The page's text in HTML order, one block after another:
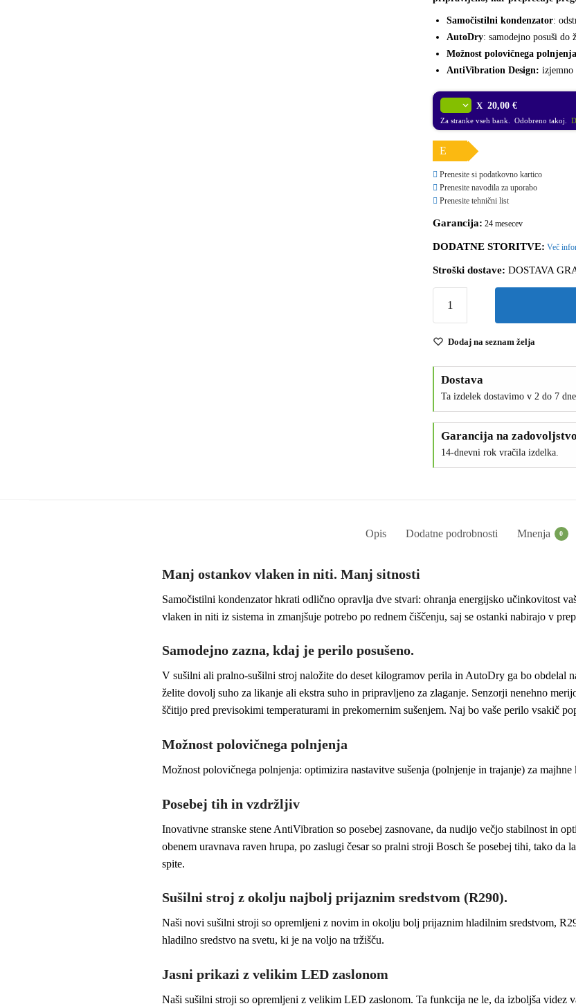
Samočistilni kondenzator:
AutoDry: samodejno posuši do
Možnost polovičnega
AntiVibration Design: izjemno
X 20,00 €
Za stranke vseh bank. Odobreno takoj.
E
Prenesite si podatkovno kartico
Prenesite navodila za uporabo
Prenesite tehnični list
Garancija: 24 mesecev
DODATNE STORITVE: Več
Stroški dostave:DOSTAVA
Dodaj na seznam želja
Dostava
Ta izdelek dostavimo v 2 do 7
Garancija na zadovoljstvo
14-dnevni rok vračila izdelka.
Opis Dodatne podrobnosti Mnenja 0
Manj ostankov vlaken in niti. Manj sitnosti
Samočistilni kondenzator hkrati odlično opravlja dve stvari: ohranja energijsko učinkovitost
vlaken in niti iz sistema in zmanjšuje potrebo po rednem čiščenju, saj se ostanki nabirajo v
Samodejno zazna, kdaj je perilo posušeno.
V sušilni ali pralno-sušilni stroj naložite do deset kilogramov perila in AutoDry ga bo obdelal
želite dovolj suho za likanje ali ekstra suho in pripravljeno za zlaganje. Senzorji nenehno
ščitijo pred previsokimi temperaturami in prekomernim sušenjem. Naj bo vaše perilo vsakič
Možnost polovičnega polnjenja
Možnost polovičnega polnjenja: optimizira nastavitve sušenja (polnjenje in trajanje) za majhne
Posebej tih in vzdržljiv
Inovativne stranske stene AntiVibration so posebej zasnovane, da nudijo večjo stabilnost in
obenem uravnava raven hrupa, po zaslugi česar so pralni stroji Bosch še posebej tihi, tako da
spite.
Sušilni stroj z okolju najbolj prijaznim sredstvom (R290).
Naši novi sušilni stroji so opremljeni z novim in okolju bolj prijaznim hladilnim sredstvom,
hladilno sredstvo na svetu, ki je na voljo na tržišču.
Jasni prikazi z velikim LED zaslonom
Naši sušilni stroji so opremljeni z velikim LED zaslonom. Ta funkcija ne le, da izboljša videz